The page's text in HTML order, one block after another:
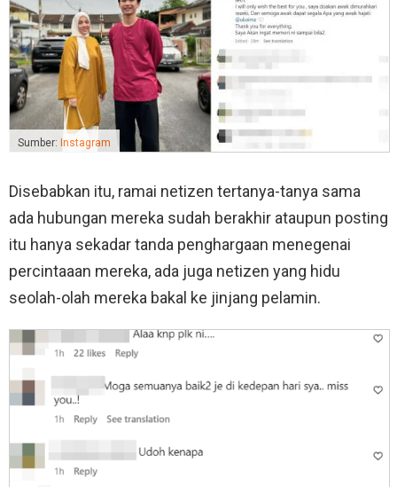
Sumber: Instagram
Disebabkan itu, ramai netizen tertanya-tanya sama
ada hubungan mereka sudah berakhir ataupun posting
itu hanya sekadar tanda penghargaan menegenai
percintaaan mereka, ada juga netizen yang hidu
seolah-olah mereka bakal ke jinjang pelamin.